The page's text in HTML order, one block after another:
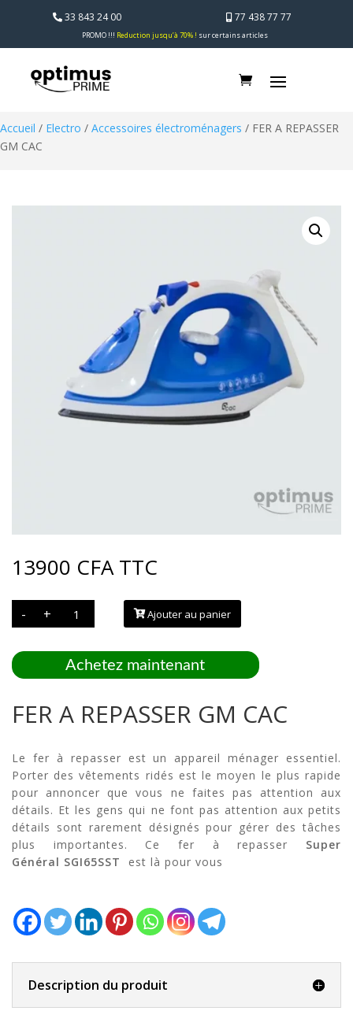
33 843 24 00 77 438 77 77
PROMO !!! Reduction jusqu’à 70% ! sur certains articles
Accueil / Electro / Accessoires électroménagers / FER A REPASSER
GM CAC
13900 CFA TTC
-
quantité
FER
REPASSER
GM
CAC
+ Ajouter au panier
Achetez maintenant
FER A REPASSER GM CAC
Le fer à repasser est un appareil ménager essentiel.‎‎
Porter des vêtements ridés est le moyen le plus rapide
pour annoncer que vous ne faites pas attention aux
détails‎.‎‎ Et les gens qui ne font pas attention aux petits
détails sont rarement désignés pour gérer des tâches
plus importantes‎.‎ Ce fer à repasser Super
Général SGI65SST
est là pour vous
Description du produit